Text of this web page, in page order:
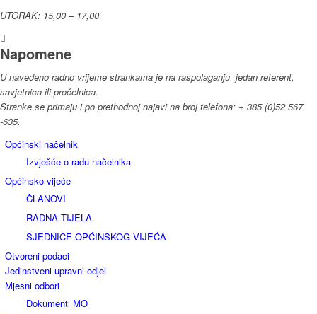
UTORAK: 15,00 – 17,00
Napomene
U navedeno radno vrijeme strankama je na raspolaganju jedan referent,
savjetnica ili pročelnica.
Stranke se primaju i po prethodnoj najavi na broj telefona: + 385 (0)52 567
-635.
Općinski načelnik
Izvješće o radu načelnika
Općinsko vijeće
ČLANOVI
RADNA TIJELA
SJEDNICE OPĆINSKOG VIJEĆA
Otvoreni podaci
Jedinstveni upravni odjel
Mjesni odbori
Dokumenti MO